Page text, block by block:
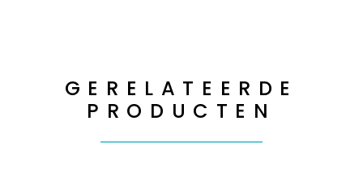
GERELATEERDE
PRODUCTEN